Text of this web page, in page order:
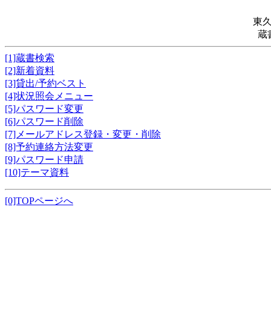
東
蔵
[1]蔵書検索
[2]新着資料
[3]貸出/予約ベスト
[4]状況照会メニュー
[5]パスワード変更
[6]パスワード削除
[7]メールアドレス登録・変更・削除
[8]予約連絡方法変更
[9]パスワード申請
[10]テーマ資料
[0]TOPページへ